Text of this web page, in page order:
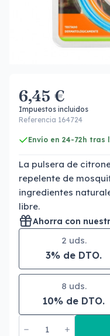
6,45 €
Impuestos incluidos
Referencia 164724
Envío en 24-72h
La pulsera de
repelente de
ingredientes
libre.
Ahorra con
2 uds.
3% de DTO.
8 uds.
10% de DTO.